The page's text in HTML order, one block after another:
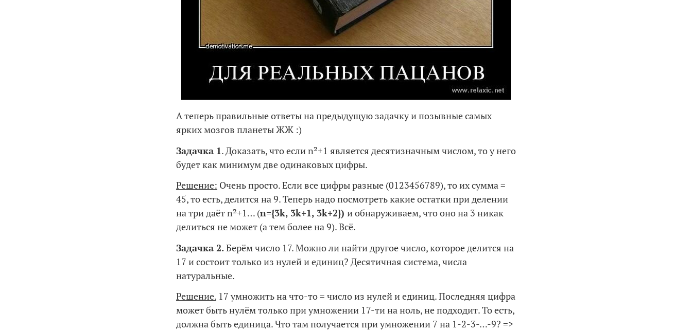
А теперь правильные ответы на предыдущую задачку и позывные самых
ярких мозгов планеты ЖЖ :)
Задачка 1. Доказать, что если n²+1 является десятизначным числом, то у него
будет как минимум две одинаковых цифры.
Решение: Очень просто. Если все цифры разные (0123456789), то их сумма =
45, то есть, делится на 9. Теперь надо посмотреть какие остатки при делении
на три даёт n²+1… (n={3k, 3k+1, 3k+2}) и обнаруживаем, что оно на 3 никак
делиться не может (а тем более на 9). Всё.
Задачка 2.Берём число 17. Можно ли найти другое число, которое делится на
17 и состоит только из нулей и единиц? Десятичная система, числа
натуральные.
Решение. 17 умножить на что-то = число из нулей и единиц. Последняя цифра
может быть нулём только при умножении 17-ти на ноль, не подходит. То есть,
должна быть единица. Что там получается при умножении 7 на 1-2-3-…-9? =>